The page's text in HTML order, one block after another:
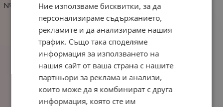
№353161 Авантюрин ~3мм топче ~122броя ~40см 1вр
Ние използваме бисквитки, за да
персонализираме съдържанието,
рекламите и да анализираме нашия
трафик. Също така споделяме
информация за използването на
нашия сайт от ваша страна с нашите
партньори за реклама и анализи,
които може да я комбинират с друга
информация, която сте им